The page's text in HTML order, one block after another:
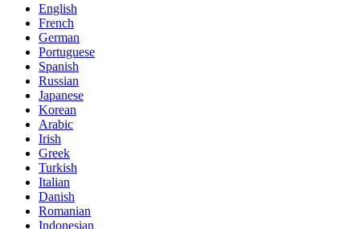
English
French
German
Portuguese
Spanish
Russian
Japanese
Korean
Arabic
Irish
Greek
Turkish
Italian
Danish
Romanian
Indonesian